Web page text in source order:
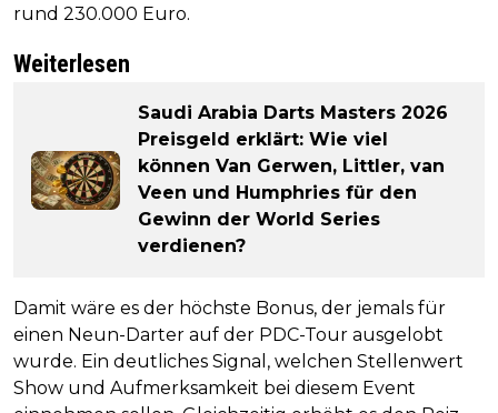
rund 230.000 Euro.
Weiterlesen
Saudi Arabia Darts Masters 2026
Preisgeld erklärt: Wie viel
können Van Gerwen, Littler, van
Veen und Humphries für den
Gewinn der World Series
verdienen?
Damit wäre es der höchste Bonus, der jemals für
einen Neun-Darter auf der PDC-Tour ausgelobt
wurde. Ein deutliches Signal, welchen Stellenwert
Show und Aufmerksamkeit bei diesem Event